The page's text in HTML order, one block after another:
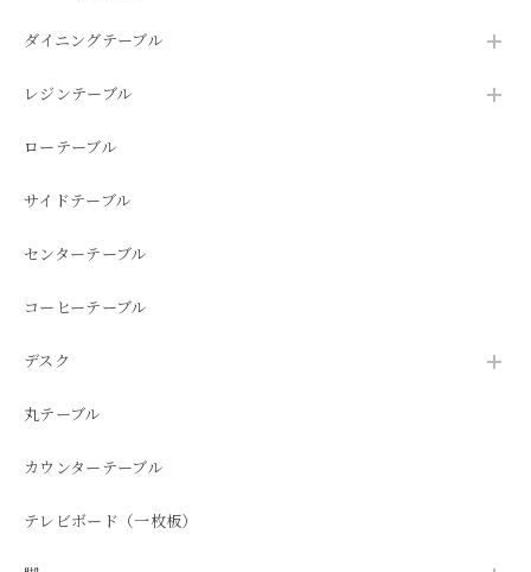
ダイニングテーブル
レジンテーブル
ローテーブル
サイドテーブル
センターテーブル
コーヒーテーブル
デスク
丸テーブル
カウンターテーブル
テレビボード（一枚板）